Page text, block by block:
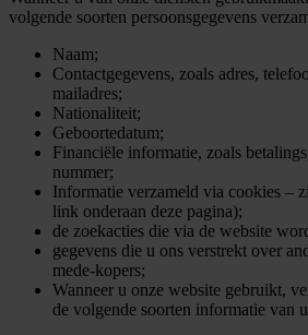
volgende soorten persoonsgegevens
Naam;
Contactgegevens, zoals adres,
mailadres;
Nationaliteit;
Geboortedatum;
Financiële informatie, zoals
nummer;
Informatie verzameld via cookies –
link onderaan deze pagina);
de zoekacties die via de website
gegevens die u ons verstrekt over
mede-kopers;
Wanneer u onze website gebruikt,
de volgende soorten informatie van